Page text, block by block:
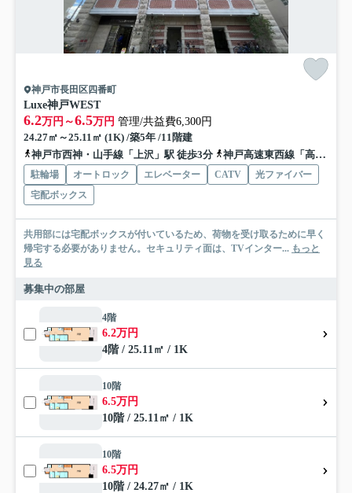
神戸市長田区四番町
Luxe神戸WEST
6.2万円～6.5万円 管理/共益費6,300円
24.27㎡～25.11㎡ (1K) /築5年 /11階建
神戸市西神・山手線「上沢」駅 徒歩3分
神戸高速東西線「高速長田」駅 徒歩5分
駐輪場 オートロック エレベーター CATV
光ファイバー
宅配ボックス
共用部には宅配ボックスが付いているため、荷物を受け取るために早く
帰宅する必要がありません。セキュリティ面は、TVインター... もっと
見る
募集中の部屋
4階
6.2万円
4階 / 25.11㎡ / 1K
10階
6.5万円
10階 / 25.11㎡ / 1K
10階
6.5万円
10階 / 24.27㎡ / 1K